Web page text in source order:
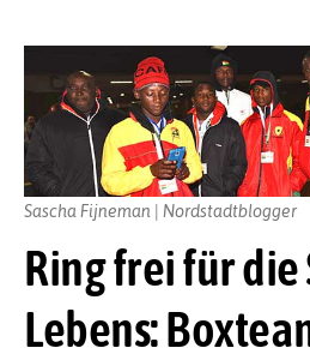
Ring frei für die
Lebens:
Sascha Fijneman | Nordstadtblogger